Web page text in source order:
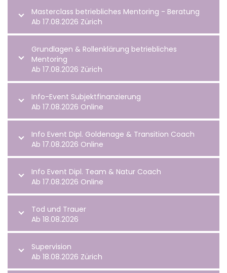
Masterclass betriebliches Mentoring - Beratung
Ab 17.08.2026 Zürich
Grundlagen & Rollenklärung betriebliches
Mentoring
Ab 17.08.2026 Zürich
Info-Event Subjektfinanzierung
Ab 17.08.2026 Online
Info Event Dipl. Goldenage & Transition Coach
Ab 17.08.2026 Online
Info Event Dipl. Team & Natur Coach
Ab 17.08.2026 Online
Tod und Trauer
Ab 18.08.2026
Supervision
Ab 18.08.2026 Zürich